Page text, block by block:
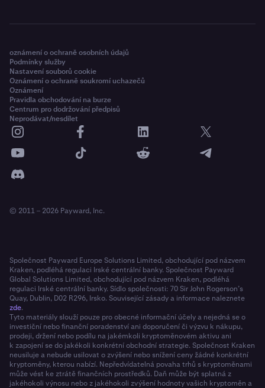
oznámení o ochraně osobních údajů
Podmínky služby
Nastavení souborů cookie
Oznámení o ochraně soukromí uchazečů
Oznámení
Pravidla obchodování na burze
Centrum pro dodržování předpisů
Neprodávat/nesdílet
© 2011 – 2026 Payward, Inc.
Společnost Payward Europe Solutions Limited, obchodující pod názvem
Kraken, podléhá regulaci Irské centrální banky. Společnost Payward
Global Solutions Limited, obchodující pod názvem Kraken, podléhá
regulaci Irské centrální banky. Sídlo společnosti: 70 Sir John Rogerson’s
Quay, Dublin, D02 R296, Irsko. Související zásady a informace naleznete
zde.
Tyto materiály slouží pouze pro obecné informační účely a nejedná se o
investiční nebo finanční poradenství ani doporučení či výzvu k nákupu,
prodeji, držení nebo podílu na jakémkoli kryptoměnovém aktivu ani
k zapojení se do jakékoli konkrétní obchodní strategie. Společnost Kraken
neusiluje a nebude usilovat o zvýšení nebo snížení ceny žádné konkrétní
kryptoměny, kterou nabízí. Nepředvídatelná povaha trhů s kryptoměnami
může vést ke ztrátě finančních prostředků. Daň může být splatná z
jakéhokoli výnosu nebo z jakéhokoli zvýšení hodnoty vašich kryptoměn a